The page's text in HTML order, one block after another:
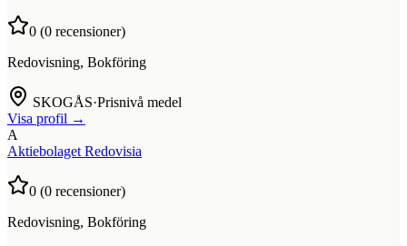
0 (0 recensioner)
Redovisning, Bokföring
SKOGÅS·Prisnivå medel
Visa profil →
A
Aktiebolaget Redovisia
0 (0 recensioner)
Redovisning, Bokföring